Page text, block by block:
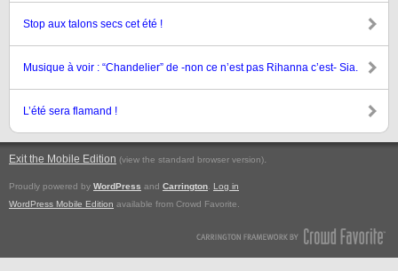
Stop aux talons secs cet été !
Musique à voir : “Chandelier” de -non ce n’est pas Rihanna c’est- Sia.
L’été sera flamand !
Exit the Mobile Edition (view the standard browser version).
Proudly powered by WordPress and Carrington
Log in
WordPress Mobile Edition available from Crowd Favorite.